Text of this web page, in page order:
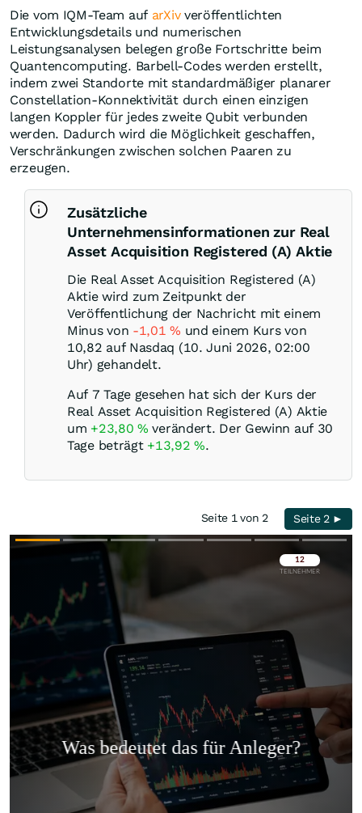
Die vom IQM-Team auf arXivveröffentlichten
Entwicklungsdetails und numerischen
Leistungsanalysen belegen große Fortschritte beim
Quantencomputing. Barbell-Codes werden erstellt,
indem zwei Standorte mit standardmäßiger planarer
Constellation-Konnektivität durch einen einzigen
langen Koppler für jedes zweite Qubit verbunden
werden. Dadurch wird die Möglichkeit geschaffen,
Verschränkungen zwischen solchen Paaren zu
erzeugen.
Zusätzliche
Unternehmensinformationen zur Real
Asset Acquisition Registered (A) Aktie
Die Real Asset Acquisition Registered (A)
Aktie wird zum Zeitpunkt der
Veröffentlichung der Nachricht mit einem
Minus von -1,01% und einem Kurs von
10,82 auf Nasdaq (10. Juni 2026, 02:00
Uhr) gehandelt.
Auf 7 Tage gesehen hat sich der Kurs der
Real Asset Acquisition Registered (A) Aktie
um +23,80% verändert. Der Gewinn auf 30
Tage beträgt +13,92%.
Seite 1 von 2 Seite 2 ►
Überspringen